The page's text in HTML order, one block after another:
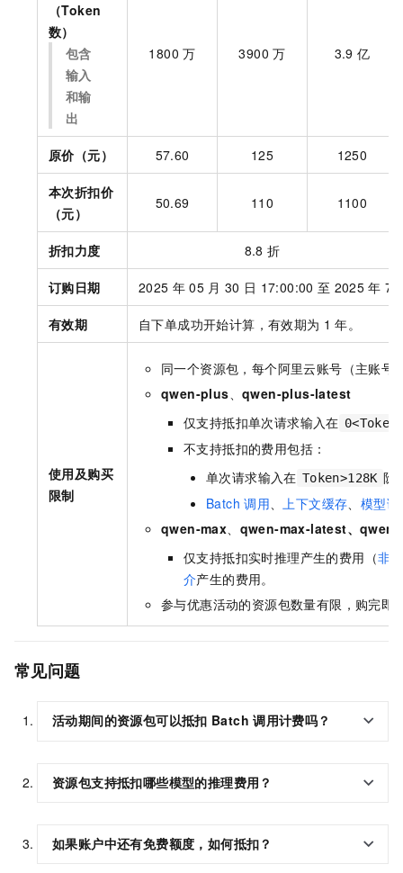
（Token
数）
包含
输入
和输
出
1800 万 3900 万 3.9 亿
原价（元） 57.60 125 1250
本次折扣价
（元）
50.69 110 1100
折扣力度 8.8 折
订购日期 2025 年 05 月 30 日 17:00:00 至 2025 年 7
有效期 自下单成功开始计算，有效期为 1 年。
使用及购买
限制
同一个资源包，每个阿里云账号（主账
qwen-plus、qwen-plus-latest
仅支持抵扣单次请求输入在
不支持抵扣的费用包括：
单次请求输入在 Token>128K 阶
Batch 调用、上下文缓存、 模型调
qwen-max、 qwen-max-latest、
仅支持抵扣实时推理产生的费用（非
介产生的费用。
参与优惠活动的资源包数量有限，购完即
常见问题
活动期间的资源包可以抵扣 Batch 调用计费吗？
资源包支持抵扣哪些模型的推理费用？
如果账户中还有免费额度，如何抵扣？